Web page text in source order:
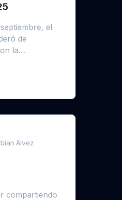
el
de
la
Alvez
compartiendo